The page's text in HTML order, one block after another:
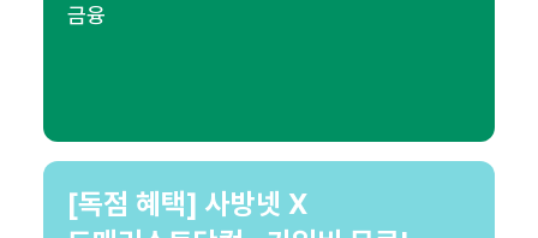
금융
[독점 혜택] 사방넷 X